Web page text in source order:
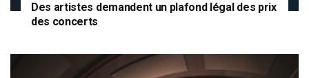
Des artistes demandent un plafond légal des prix
des concerts